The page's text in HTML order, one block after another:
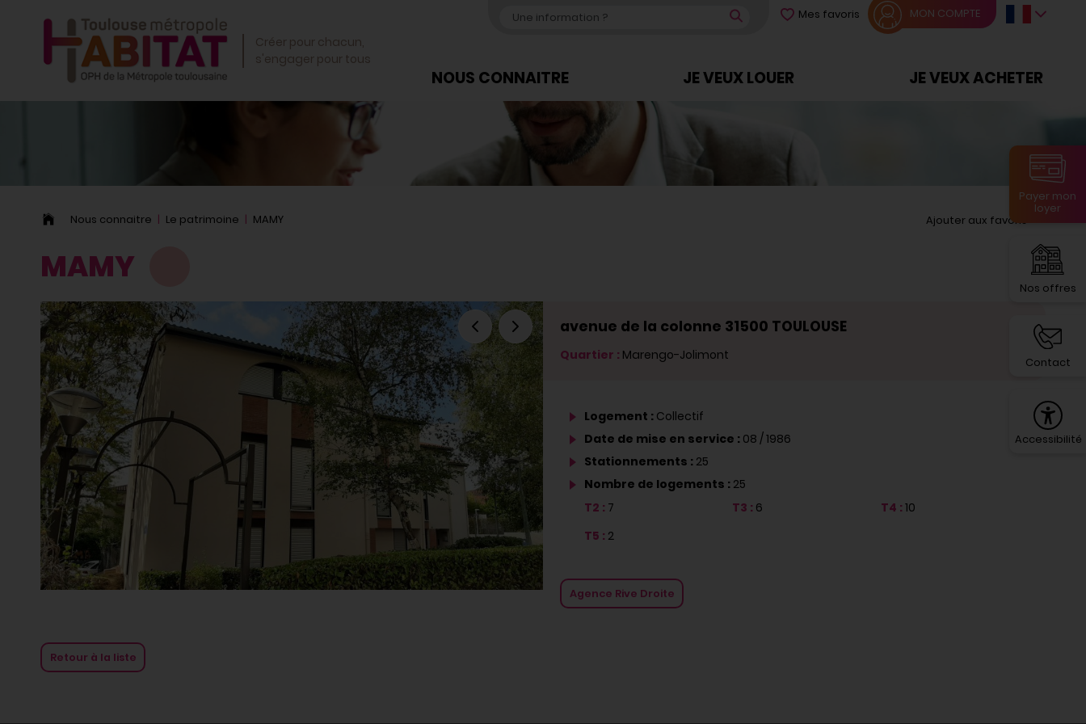
Créer pour chacun,
s'engager pour tous
Mes favoris MON COMPTE
NOUS CONNAITRE JE VEUX LOUER JE VEUX ACHETER
Nous connaitre Le patrimoine MAMY Ajouter aux favoris
MAMY
avenue de la colonne 31500 TOULOUSE
Quartier : Marengo-Jolimont
Logement : Collectif
Date de mise en service : 08 / 1986
Stationnements : 25
Nombre de logements : 25
T2 : 7 T3 : 6 T4 : 10
T5 : 2
Agence Rive Droite
Retour à la liste
Payer mon
loyer
Nos offres
Contact
Accessibilité